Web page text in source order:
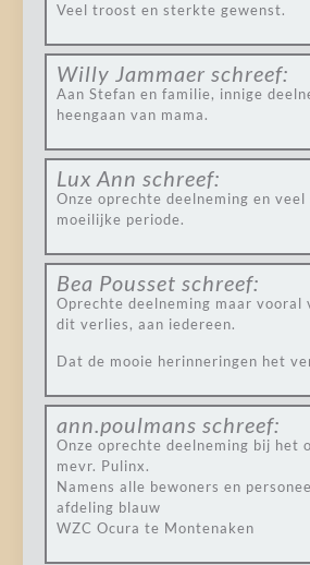
Veel troost en sterkte gewenst.
Willy Jammaer schreef:
Aan Stefan en familie, innige
heengaan van mama.
Lux Ann schreef:
Onze oprechte deelneming en
moeilijke periode.
Bea Pousset schreef:
Oprechte deelneming maar
dit verlies, aan iedereen.
Dat de mooie herinneringen het
ann.poulmans schreef:
Onze oprechte deelneming bij het
mevr. Pulinx.
Namens alle bewoners en
afdeling blauw
WZC Ocura te Montenaken